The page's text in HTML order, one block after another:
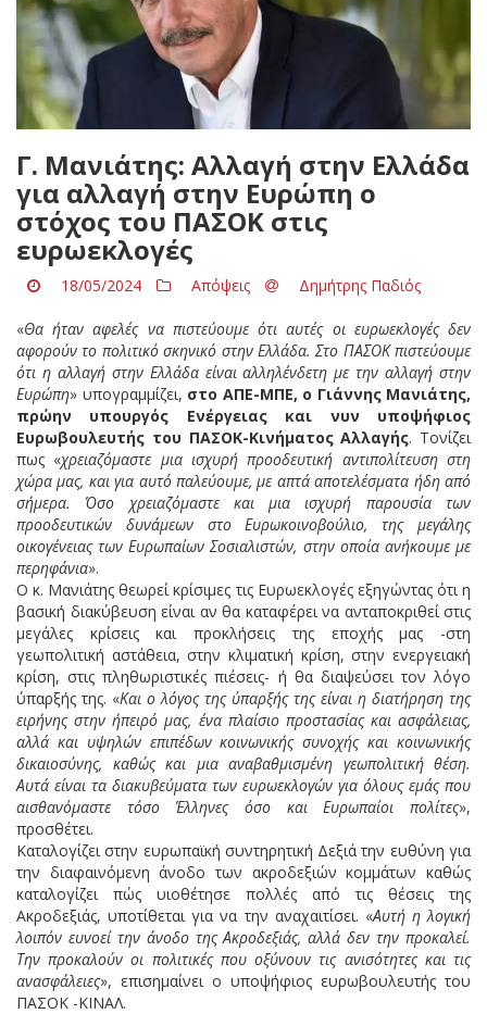
Γ. Μανιάτης: Αλλαγή στην Ελλάδα
για αλλαγή στην Ευρώπη ο
στόχος του ΠΑΣΟΚ στις
ευρωεκλογές
18/05/2024 Απόψεις Δημήτρης Παδιός
«Θα ήταν αφελές να πιστεύουμε ότι αυτές οι ευρωεκλογές δεν
αφορούν το πολιτικό σκηνικό στην Ελλάδα. Στο ΠΑΣΟΚ πιστεύουμε
ότι η αλλαγή στην Ελλάδα είναι αλληλένδετη με την αλλαγή στην
Ευρώπη» υπογραμμίζει, στο ΑΠΕ-ΜΠΕ, ο Γιάννης Μανιάτης,
πρώην υπουργός Ενέργειας και νυν υποψήφιος
Ευρωβουλευτής του ΠΑΣΟΚ-Κινήματος Αλλαγής. Τονίζει
πως «χρειαζόμαστε μια ισχυρή προοδευτική αντιπολίτευση στη
χώρα μας, και για αυτό παλεύουμε, με απτά αποτελέσματα ήδη από
σήμερα. Όσο χρειαζόμαστε και μια ισχυρή παρουσία των
προοδευτικών δυνάμεων στο Ευρωκοινοβούλιο, της μεγάλης
οικογένειας των Ευρωπαίων Σοσιαλιστών, στην οποία ανήκουμε με
περηφάνια».
Ο κ. Μανιάτης θεωρεί κρίσιμες τις Ευρωεκλογές εξηγώντας ότι η
βασική διακύβευση είναι αν θα καταφέρει να ανταποκριθεί στις
μεγάλες κρίσεις και προκλήσεις της εποχής μας -στη
γεωπολιτική αστάθεια, στην κλιματική κρίση, στην ενεργειακή
κρίση, στις πληθωριστικές πιέσεις- ή θα διαψεύσει τον λόγο
ύπαρξής της. «Και ο λόγος της ύπαρξής της είναι η διατήρηση της
ειρήνης στην ήπειρό μας, ένα πλαίσιο προστασίας και ασφάλειας,
αλλά και υψηλών επιπέδων κοινωνικής συνοχής και κοινωνικής
δικαιοσύνης, καθώς και μια αναβαθμισμένη γεωπολιτική θέση.
Αυτά είναι τα διακυβεύματα των ευρωεκλογών για όλους εμάς που
αισθανόμαστε τόσο Έλληνες όσο και Ευρωπαίοι πολίτες»,
προσθέτει.
Καταλογίζει στην ευρωπαϊκή συντηρητική Δεξιά την ευθύνη για
την διαφαινόμενη άνοδο των ακροδεξιών κομμάτων καθώς
καταλογίζει πώς υιοθέτησε πολλές από τις θέσεις της
Ακροδεξιάς, υποτίθεται για να την αναχαιτίσει. «Αυτή η λογική
λοιπόν ευνοεί την άνοδο της Ακροδεξιάς, αλλά δεν την προκαλεί.
Την προκαλούν οι πολιτικές που οξύνουν τις ανισότητες και τις
ανασφάλειες», επισημαίνει ο υποψήφιος ευρωβουλευτής του
ΠΑΣΟΚ -ΚΙΝΑΛ.